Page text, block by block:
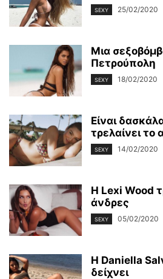
SEXY 25/02/2020
Μια
Πετρούπολη
SEXY 18/02/2020
Είναι
τρελαίνει το
SEXY 14/02/2020
Η Lexi Wood
άνδρες
SEXY 05/02/2020
Η Daniella
δείχνει